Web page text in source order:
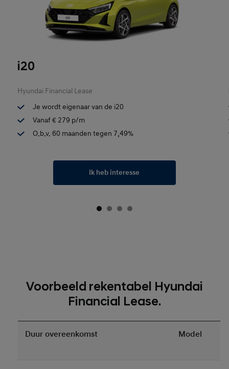
i20
Hyundai Financial Lease
Je wordt eigenaar van de i20
Vanaf € 279 p/m
O.b.v. 60 maanden tegen 7,49%
Ik heb interesse
Voorbeeld rekentabel Hyundai
Financial Lease.
Duur overeenkomst Model